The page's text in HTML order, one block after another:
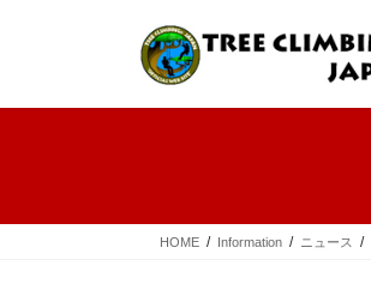
ツ
シ
HOME Information ニュース